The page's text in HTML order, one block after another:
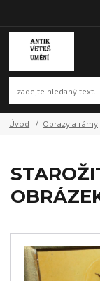
Úvod Obrazy a rámy